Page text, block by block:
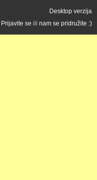
Desktop verzija
Prijavite se ili nam se pridružite :)